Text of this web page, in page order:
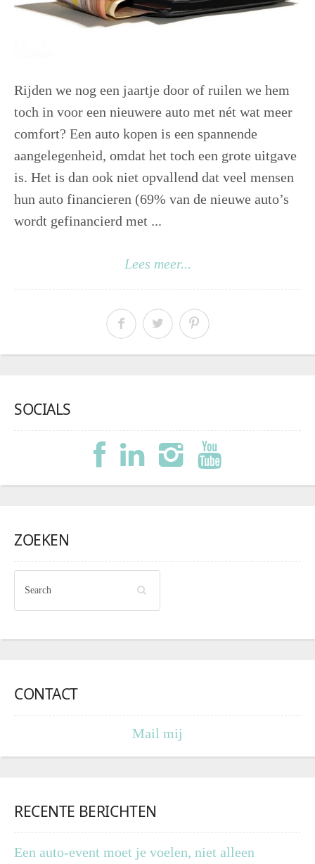
Rijden we nog een jaartje door of ruilen we hem
toch in voor een nieuwere auto met nét wat meer
comfort? Een auto kopen is een spannende
aangelegenheid, omdat het toch een grote uitgave
is. Het is dan ook niet opvallend dat veel mensen
hun auto financieren (69% van de nieuwe auto’s
wordt gefinancierd met ...
Lees meer...
SOCIALS
ZOEKEN
CONTACT
Mail mij
RECENTE BERICHTEN
Een auto-event moet je voelen, niet alleen